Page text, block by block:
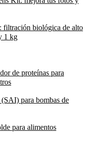
filtración biológica de alto
1 kg
de proteínas para
para bombas de
para alimentos